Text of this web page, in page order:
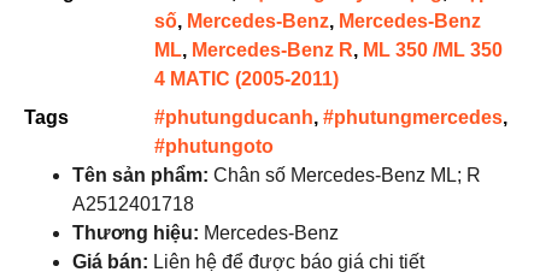
số, Mercedes-Benz, Mercedes-Benz
ML, Mercedes-Benz R, ML 350 /ML 350
4 MATIC (2005-2011)
Tags
#phutungducanh, #phutungmercedes,
#phutungoto
Tên sản phẩm: Chân số Mercedes-Benz ML; R
A2512401718
Thương hiệu: Mercedes-Benz
Giá bán: Liên hệ để được báo giá chi tiết